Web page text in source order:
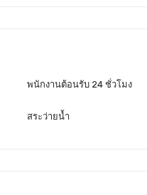
พนักงานต้อนรับ 24 ชั่วโมง
สระว่ายน้ำ